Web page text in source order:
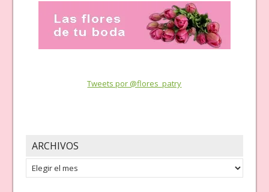
Tweets por @flores_patry
ARCHIVOS
Archivos